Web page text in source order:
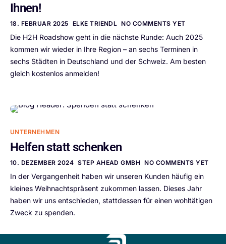
Ihnen!
18. FEBRUAR 2025 ELKE TRIENDL NO COMMENTS YET
Die H2H Roadshow geht in die nächste Runde: Auch 2025
kommen wir wieder in Ihre Region – an sechs Terminen in
sechs Städten in Deutschland und der Schweiz. Am besten
gleich kostenlos anmelden!
UNTERNEHMEN
Helfen statt schenken
10. DEZEMBER 2024 STEP AHEAD GMBH NO COMMENTS YET
In der Vergangenheit haben wir unseren Kunden häufig ein
kleines Weihnachtspräsent zukommen lassen. Dieses Jahr
haben wir uns entschieden, stattdessen für einen wohltätigen
Zweck zu spenden.